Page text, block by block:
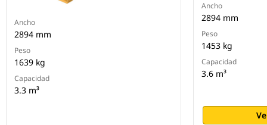
Ancho
2894 mm
Peso
1639 kg
Capacidad
3.3 m³
Ancho
2894 mm
Peso
1453 kg
Capacidad
3.6 m³